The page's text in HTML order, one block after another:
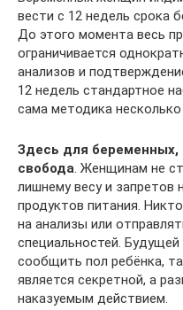
вести с 12 недель срока
До этого момента весь
ограничивается
анализов и
12 недель стандартное
сама методика несколько
Здесь для беременных,
свобода . Женщинам не
лишнему весу и запретов
продуктов питания.
на анализы или
специальностей.
сообщить пол ребёнка,
является секретной, а
наказуемым действием.